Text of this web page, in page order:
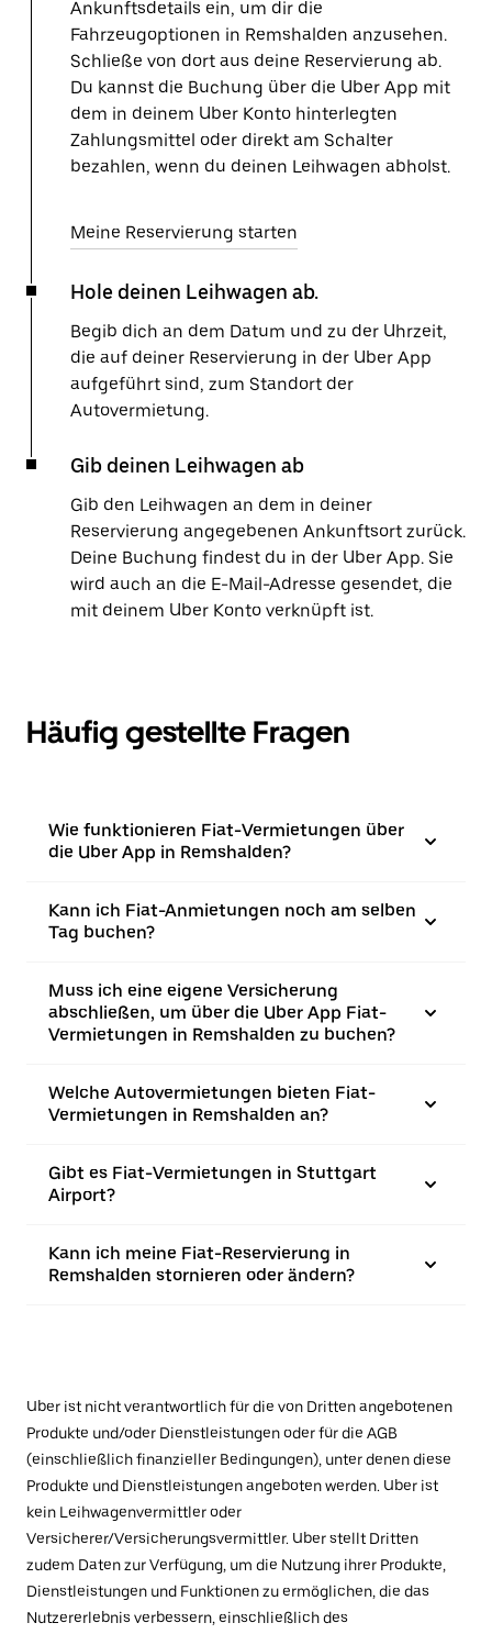
Ankunftsdetails ein, um dir die
Fahrzeugoptionen in Remshalden anzusehen.
Schließe von dort aus deine Reservierung ab.
Du kannst die Buchung über die Uber App mit
dem in deinem Uber Konto hinterlegten
Zahlungsmittel oder direkt am Schalter
bezahlen, wenn du deinen Leihwagen abholst.
Meine Reservierung starten
Hole deinen Leihwagen ab.
Begib dich an dem Datum und zu der Uhrzeit,
die auf deiner Reservierung in der Uber App
aufgeführt sind, zum Standort der
Autovermietung.
Gib deinen Leihwagen ab
Gib den Leihwagen an dem in deiner
Reservierung angegebenen Ankunftsort zurück.
Deine Buchung findest du in der Uber App. Sie
wird auch an die E-Mail-Adresse gesendet, die
mit deinem Uber Konto verknüpft ist.
Häufig gestellte Fragen
Wie funktionieren Fiat-Vermietungen über
die Uber App in Remshalden?
Kann ich Fiat-Anmietungen noch am selben
Tag buchen?
Muss ich eine eigene Versicherung
abschließen, um über die Uber App Fiat-
Vermietungen in Remshalden zu buchen?
Welche Autovermietungen bieten Fiat-
Vermietungen in Remshalden an?
Gibt es Fiat-Vermietungen in Stuttgart
Airport?
Kann ich meine Fiat-Reservierung in
Remshalden stornieren oder ändern?
Uber ist nicht verantwortlich für die von Dritten angebotenen
Produkte und/oder Dienstleistungen oder für die AGB
(einschließlich finanzieller Bedingungen), unter denen diese
Produkte und Dienstleistungen angeboten werden. Uber ist
kein Leihwagenvermittler oder
Versicherer/Versicherungsvermittler. Uber stellt Dritten
zudem Daten zur Verfügung, um die Nutzung ihrer Produkte,
Dienstleistungen und Funktionen zu ermöglichen, die das
Nutzererlebnis verbessern, einschließlich des